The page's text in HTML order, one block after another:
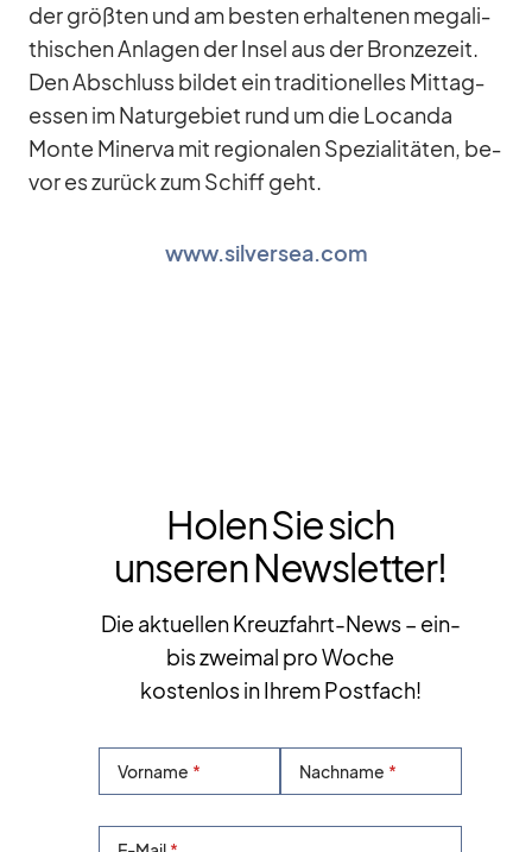
der größ­ten und am bes­ten er­hal­te­nen me­ga­li­
thi­schen An­la­gen der In­sel aus der Bron­ze­zeit.
Den Ab­schluss bil­det ein tra­di­tio­nel­les Mit­tag­
essen im Na­tur­ge­biet rund um die Lo­canda
Monte Mi­nerva mit re­gio­na­len Spe­zia­li­tä­ten, be­
vor es zu­rück zum Schiff geht.
www.silversea.com
Holen Sie sich
unseren Newsletter!
Die aktuellen Kreuzfahrt-News – ein-
bis zweimal pro Woche
kostenlos in Ihrem Postfach!
Vorname Nachname